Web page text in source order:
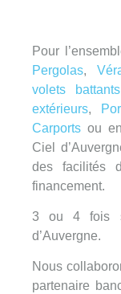
Pour
Pergolas,
volets battants
extérieurs,
Carports ou
Ciel
des facilités
financement.
3 ou 4 fois
d’Auvergne.
Nous
partenaire